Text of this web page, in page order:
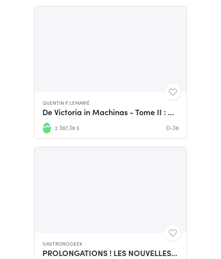
QUENTIN P. LEMARIÉ
De Victoria in Machinas - Tome II : De Cendres & d'Ombres
2 387,36 $ D-36
GASTRONOGEEK
PROLONGATIONS ! LES NOUVELLES RECETTES DE ZELDA !